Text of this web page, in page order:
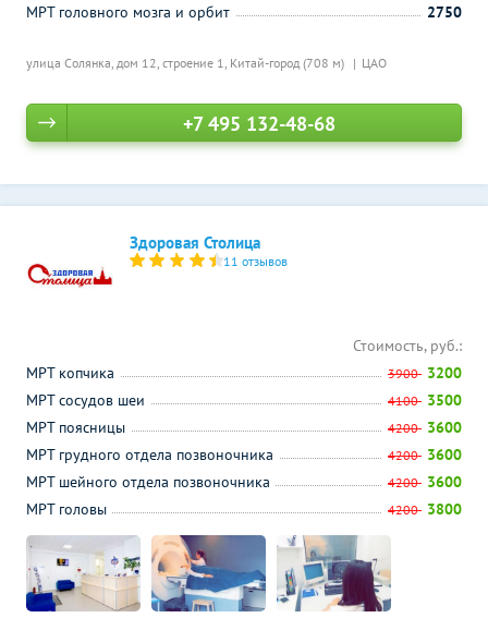
улица Солянка, дом 12, строение 1, Китай-город (708 м) ЦАО
МРТ головного мозга и орбит
2750
+7 495 132-48-68
Здоровая Столица
11 отзывов
Стоимость, руб.:
МРТ копчика
3900 3200
МРТ сосудов шеи
4100 3500
МРТ поясницы
4200 3600
МРТ грудного отдела позвоночника
4200 3600
МРТ шейного отдела позвоночника
4200 3600
МРТ головы
4200 3800